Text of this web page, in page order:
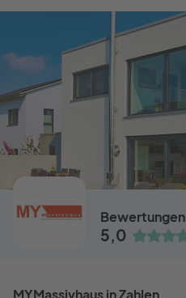
Bewertungen
5,0
MYMassivhaus in Zahlen